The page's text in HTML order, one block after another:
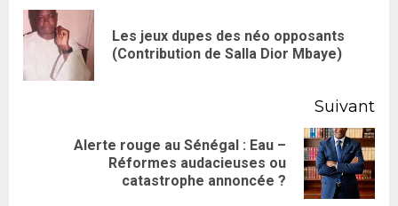
Les jeux dupes des néo opposants
(Contribution de Salla Dior Mbaye)
Suivant
Alerte rouge au Sénégal : Eau –
Réformes audacieuses ou
catastrophe annoncée ?